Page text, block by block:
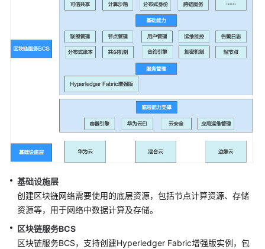
服
务
链
服
产
品
功
能
基础设施层
创建区块链网络需要使用的底层资源，包括节点计算资源、存储
资源等，用于网络中数据计算及存储。
区块链服务BCS
区块链服务BCS，支持创建Hyperledger Fabric增强版实例，包